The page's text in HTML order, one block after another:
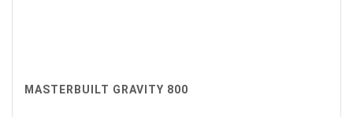
MASTERBUILT GRAVITY 800